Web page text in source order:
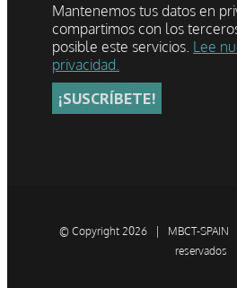
Mantenemos tus datos en
compartimos con los
posible este servicios. Lee
privacidad.
© Copyright 2026 | MBCT-SPAIN
reservados